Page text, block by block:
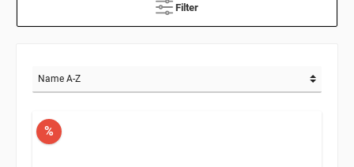
Filter
%